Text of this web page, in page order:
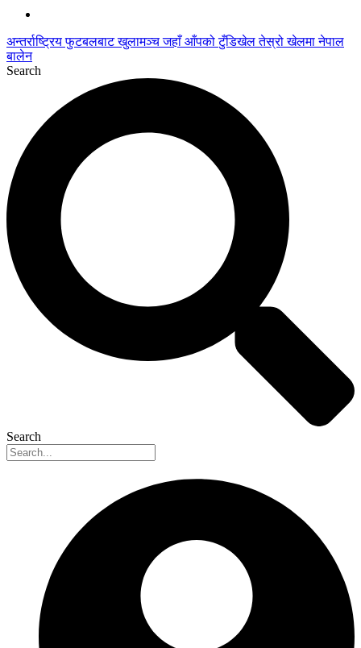
अन्तर्राष्ट्रिय फुटबलबाट खुलामञ्च जहाँ आँपको टुँडिखेल तेस्रो खेलमा नेपाल
बालेन
Search
Search